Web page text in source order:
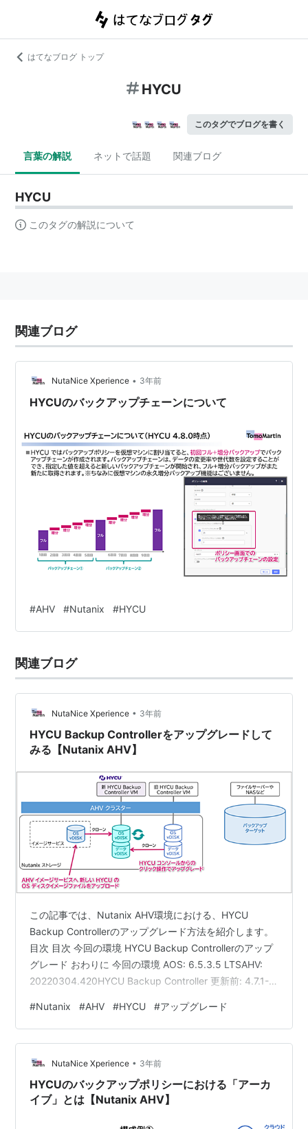
はてなブログ トップ
HYCU
このタグでブログを書く
言葉の解説 ネットで話題 関連ブログ
HYCU
このタグの解説について
関連ブログ
NutaNice Xperience • 3年前
HYCUのバックアップチェーンについて
#AHV #Nutanix #HYCU
関連ブログ
NutaNice Xperience • 3年前
HYCU Backup Controllerをアップグレードして
みる【Nutanix AHV】
この記事では、Nutanix AHV環境における、HYCU
Backup Controllerのアップグレード方法を紹介します。
目次 目次 今回の環境 HYCU Backup Controllerのアップ
グレード おわりに 今回の環境 AOS: 6.5.3.5 LTSAHV:
20220304.420HYCU Backup Controller 更新前: 4.7.1-
作業イメージは以下の通りです。 ちなみに既存のHYCU
バージョンは以下の通りです。今回は、このHYCUをアッ
プグレードします。 HYCU …
#Nutanix #AHV #HYCU #アップグレード
NutaNice Xperience • 3年前
HYCUのバックアップポリシーにおける「アーカ
イブ」とは【Nutanix AHV】